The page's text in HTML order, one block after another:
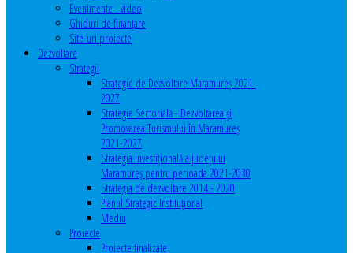
Evenimente - video
Ghiduri de finanţare
Site-uri proiecte
Dezvoltare
Strategii
Strategie de Dezvoltare Maramureș 2021-
2027
Strategie Sectorială - Dezvoltarea și
Promovarea Turismului în Maramureș
2021-2027
Strategia investiţională a județului
Maramureș pentru perioada 2021-2030
Strategia de dezvoltare 2014 - 2020
Planul Strategic Instituţional
Mediu
Proiecte
Proiecte finalizate